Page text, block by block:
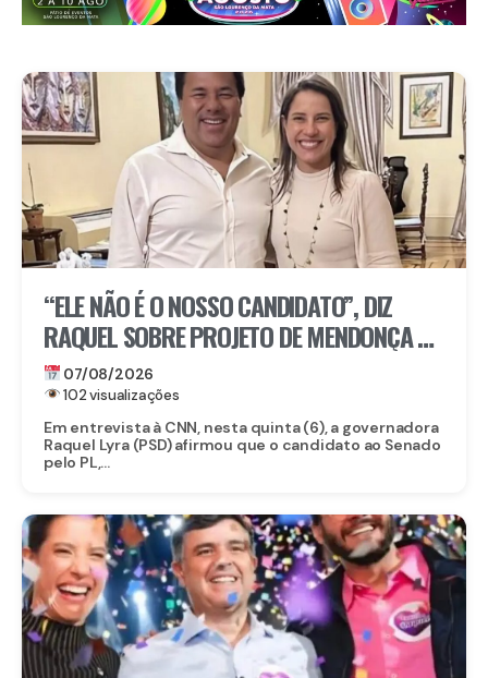
“ELE NÃO É O NOSSO CANDIDATO”, DIZ
RAQUEL SOBRE PROJETO DE MENDONÇA AO
SENADO
07/08/2026
102 visualizações
Em entrevista à CNN, nesta quinta (6), a governadora
Raquel Lyra (PSD) afirmou que o candidato ao Senado
pelo PL,...